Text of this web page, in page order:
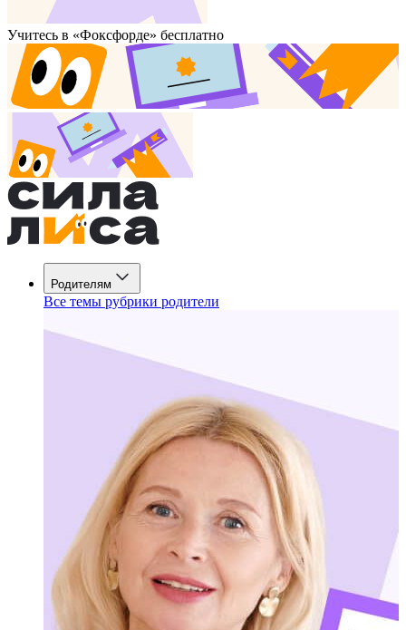
Учитесь в «Фоксфорде» бесплатно
Родителям
Все темы рубрики родители